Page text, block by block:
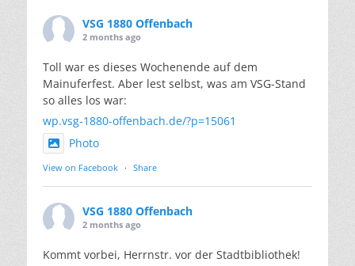
VSG 1880 Offenbach
2 months ago
Toll war es dieses Wochenende auf dem
Mainuferfest. Aber lest selbst, was am VSG-Stand
so alles los war:
wp.vsg-1880-offenbach.de/?p=15061
Photo
View on Facebook · Share
VSG 1880 Offenbach
2 months ago
Kommt vorbei, Herrnstr. vor der Stadtbibliothek!